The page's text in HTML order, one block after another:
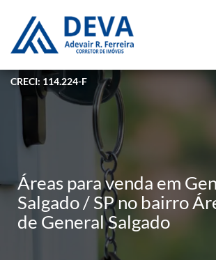
CRECI: 114.224-F
Áreas para venda em
Salgado / SP no bairro
de General Salgado